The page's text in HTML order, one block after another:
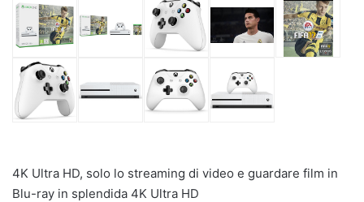
4K Ultra HD, solo lo streaming di video e guardare film in
Blu-ray in splendida 4K Ultra HD